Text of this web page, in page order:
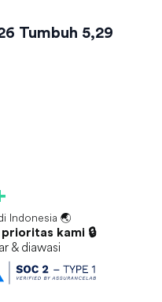
Tumbuh 5,29
Indonesia 🌏
kami 🔒
& diawasi